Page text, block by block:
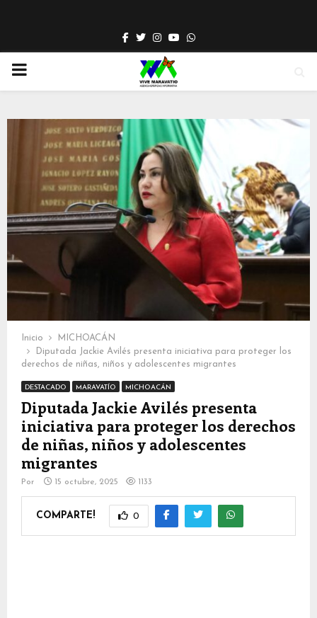
Facebook
TwitterInstagram
YoutubeWhatsapp
PRIMARY
Inicio
MICHOACÁN
Diputada Jackie Avilés presenta iniciativa para proteger los
derechos de niñas, niños y adolescentes migrantes
DESTACADO MARAVATÍO MICHOACÁN
Diputada Jackie Avilés presenta
iniciativa para proteger los derechos
de niñas, niños y adolescentes
migrantes
Por 15 octubre, 2025 1133
COMPARTE! 0